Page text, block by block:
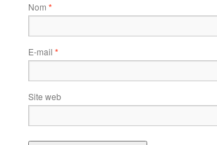
Nom *
E-mail *
Site web